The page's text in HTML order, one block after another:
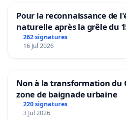
Pour la reconnaissance de
naturelle après la grêle du
Aubenas et ses alentours
262 signatures
16 Jul 2026
Non à la transformation du
zone de baignade urbaine
220 signatures
3 Jul 2026